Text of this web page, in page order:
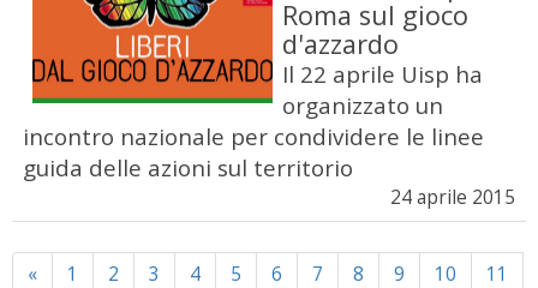
Roma sul gioco
d'azzardo
Il 22 aprile Uisp ha
organizzato un
incontro nazionale per condividere le linee
guida delle azioni sul territorio
24 aprile 2015
«Previous
1 2 3 4 5 6 7 8 9 10
11